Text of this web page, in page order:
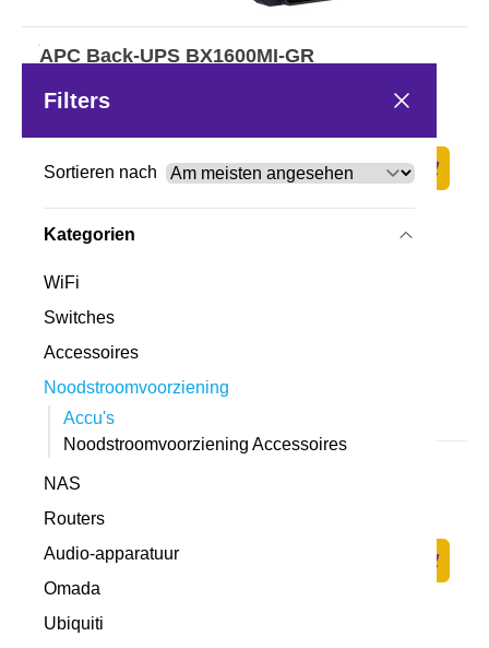
Filters
Sortieren nach
Kategorien
WiFi
Switches
Accessoires
Noodstroomvoorziening
Accu's
Noodstroomvoorziening Accessoires
NAS
Routers
Audio-apparatuur
Omada
Ubiquiti
APC Back-UPS BX1600MI-GR
stopcontact, USB
185,12 excl. BTW
Zum
750VA 230V with SmartConnect
Op voorraad
1.325,-
Zum